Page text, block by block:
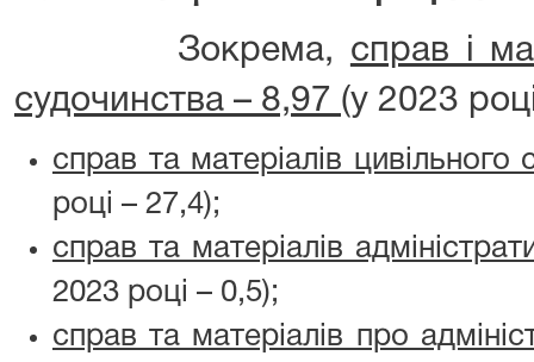
Зокрема, справ і
судочинства – 8,97 (у 2023
справ та матеріалів
році – 27,4);
справ та матеріалів
2023 році – 0,5);
справ та матеріалів про